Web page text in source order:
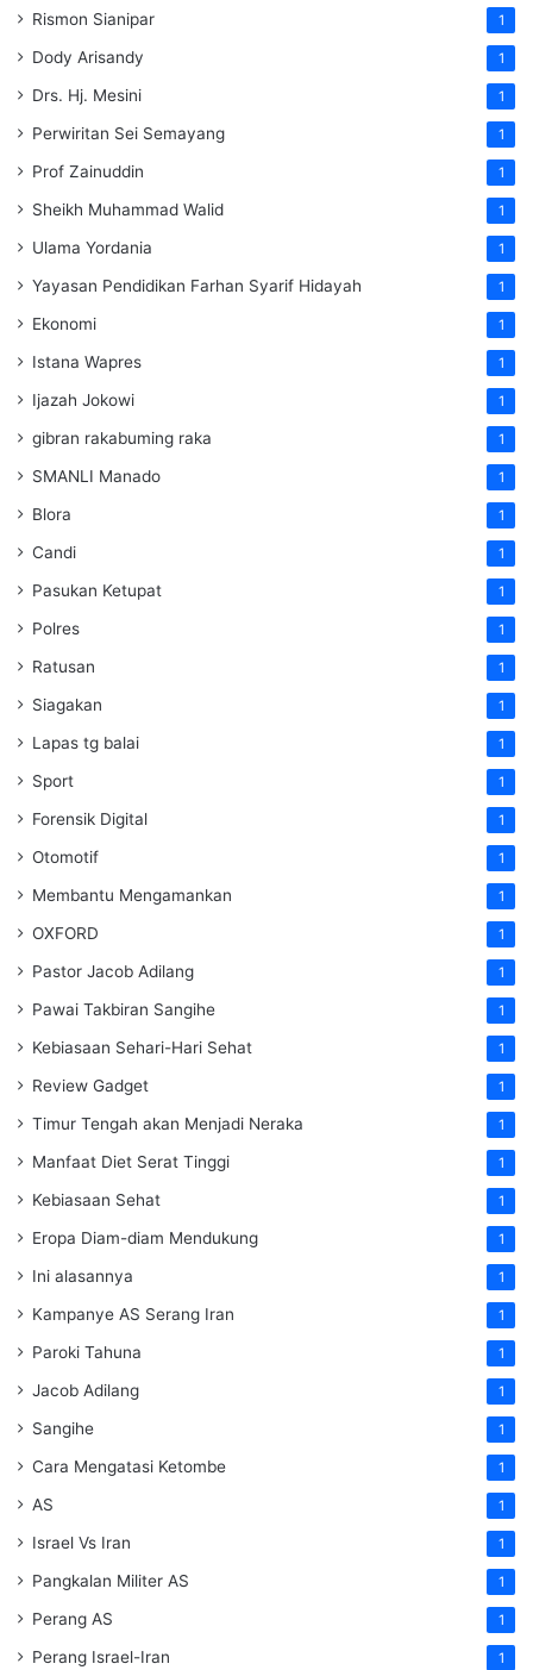
Rismon Sianipar 1
Dody Arisandy 1
Drs. Hj. Mesini 1
Perwiritan Sei Semayang 1
Prof Zainuddin 1
Sheikh Muhammad Walid 1
Ulama Yordania 1
Yayasan Pendidikan Farhan Syarif Hidayah 1
Ekonomi 1
Istana Wapres 1
Ijazah Jokowi 1
gibran rakabuming raka 1
SMANLI Manado 1
Blora 1
Candi 1
Pasukan Ketupat 1
Polres 1
Ratusan 1
Siagakan 1
Lapas tg balai 1
Sport 1
Forensik Digital 1
Otomotif 1
Membantu Mengamankan 1
OXFORD 1
Pastor Jacob Adilang 1
Pawai Takbiran Sangihe 1
Kebiasaan Sehari-Hari Sehat 1
Review Gadget 1
Timur Tengah akan Menjadi Neraka 1
Manfaat Diet Serat Tinggi 1
Kebiasaan Sehat 1
Eropa Diam-diam Mendukung 1
Ini alasannya 1
Kampanye AS Serang Iran 1
Paroki Tahuna 1
Jacob Adilang 1
Sangihe 1
Cara Mengatasi Ketombe 1
AS 1
Israel Vs Iran 1
Pangkalan Militer AS 1
Perang AS 1
Perang Israel-Iran 1